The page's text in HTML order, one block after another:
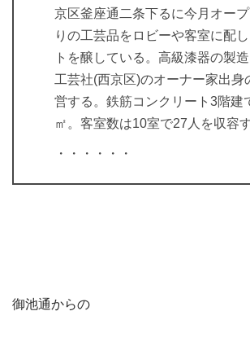
京区釜座通二条下るに今月オー
りの工芸品をロビーや客室に配
トを醸している。高級漆器の製
工芸社(西京区)のオーナー家出身
営する。鉄筋コンクリート3階建
㎡。客室数は10室で27人を収容す
・・・・・・
御池通からの